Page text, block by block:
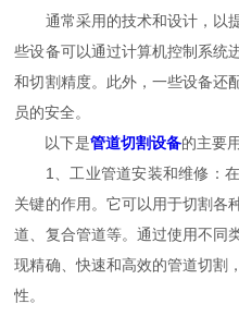
通常采用的技术和设计，以
些设备可以通过计算机控制系统
和切割精度。此外，一些设备还
员的安全。
以下是管道切割设备的主要
1、工业管道安装和维修：在
关键的作用。它可以用于切割各
道、复合管道等。通过使用不同
现精确、快速和高效的管道切割
性。